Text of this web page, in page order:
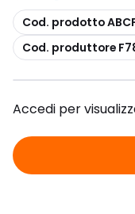
copia
Cod. prodotto
copia
Cod. produttore
Accedi per